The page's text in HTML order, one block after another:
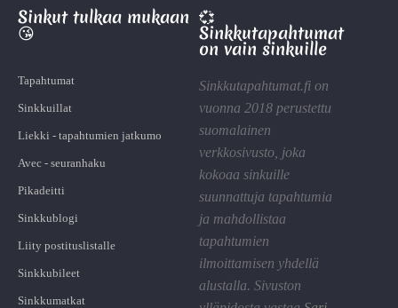
Sinkut tulkaa mukaan
😘
Tapahtumat
Sinkkuillat
Liekki - tapahtumien jatkumo
Avec - seuranhaku
Pikadeitti
Sinkkublogi
Liity postituslistalle
Sinkkubileet
Sinkkumatkat
💞
Sinkkutapahtumat
on vain sinkuille
Sinkkutapahtumat.fi on
vuonna 2018 perustettu
suomalainen
verkkosivusto, joka
kokoaa sinkuille
suunnattuja tapahtumia
ja mahdollistaa
tapahtumien
ilmoittamisen yhdellä
alustalla. Sivuston